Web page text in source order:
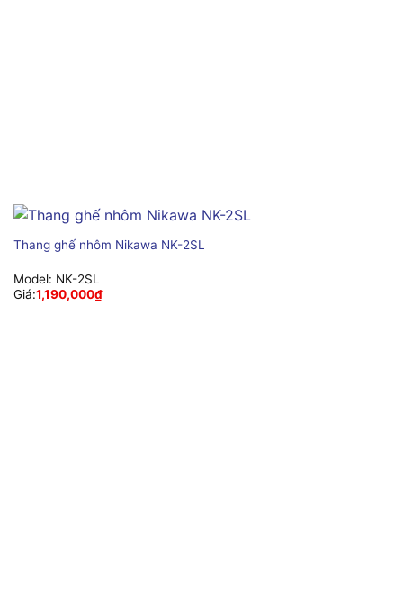
Thang ghế nhôm Nikawa NK-2SL
Model: NK-2SL
Giá:1,190,000₫